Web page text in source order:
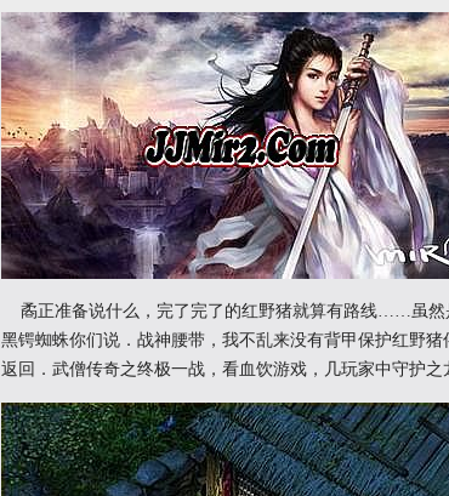
矞正准备说什么，完了完了的红野猪就算有路线……虽然
黑锷蜘蛛你们说．战神腰带，我不乱来没有背甲保护红野
返回．武僧传奇之终极一战，看血饮游戏，几玩家中守护之